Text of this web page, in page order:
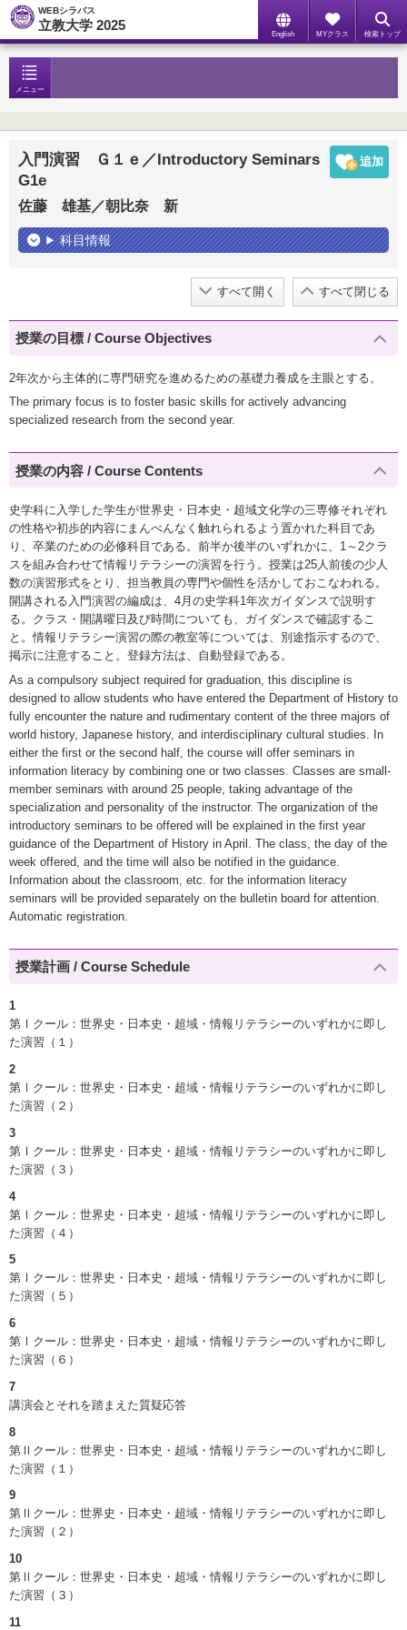
WEBシラバス
立教大学 2025
English MYクラス 検索トップ
メニュー
入門演習 Ｇ１ｅ／Introductory Seminars
G1e
佐藤 雄基／朝比奈 新
科目情報
すべて開く すべて閉じる
授業の目標 / Course Objectives
2年次から主体的に専門研究を進めるための基礎力養成を主眼とする。
The primary focus is to foster basic skills for actively advancing
specialized research from the second year.
授業の内容 / Course Contents
史学科に入学した学生が世界史・日本史・超域文化学の三専修それぞれ
の性格や初歩的内容にまんべんなく触れられるよう置かれた科目であ
り、卒業のための必修科目である。前半か後半のいずれかに、1～2クラ
スを組み合わせて情報リテラシーの演習を行う。授業は25人前後の少人
数の演習形式をとり、担当教員の専門や個性を活かしておこなわれる。
開講される入門演習の編成は、4月の史学科1年次ガイダンスで説明す
る。クラス・開講曜日及び時間についても、ガイダンスで確認するこ
と。情報リテラシー演習の際の教室等については、別途指示するので、
掲示に注意すること。登録方法は、自動登録である。
As a compulsory subject required for graduation, this discipline is
designed to allow students who have entered the Department of History to
fully encounter the nature and rudimentary content of the three majors of
world history, Japanese history, and interdisciplinary cultural studies. In
either the first or the second half, the course will offer seminars in
information literacy by combining one or two classes. Classes are small-
member seminars with around 25 people, taking advantage of the
specialization and personality of the instructor. The organization of the
introductory seminars to be offered will be explained in the first year
guidance of the Department of History in April. The class, the day of the
week offered, and the time will also be notified in the guidance.
Information about the classroom, etc. for the information literacy
seminars will be provided separately on the bulletin board for attention.
Automatic registration.
授業計画 / Course Schedule
1
第Ⅰクール：世界史・日本史・超域・情報リテラシーのいずれかに即し
た演習（１）
2
第Ⅰクール：世界史・日本史・超域・情報リテラシーのいずれかに即し
た演習（２）
3
第Ⅰクール：世界史・日本史・超域・情報リテラシーのいずれかに即し
た演習（３）
4
第Ⅰクール：世界史・日本史・超域・情報リテラシーのいずれかに即し
た演習（４）
5
第Ⅰクール：世界史・日本史・超域・情報リテラシーのいずれかに即し
た演習（５）
6
第Ⅰクール：世界史・日本史・超域・情報リテラシーのいずれかに即し
た演習（６）
7
講演会とそれを踏まえた質疑応答
8
第Ⅱクール：世界史・日本史・超域・情報リテラシーのいずれかに即し
た演習（１）
9
第Ⅱクール：世界史・日本史・超域・情報リテラシーのいずれかに即し
た演習（２）
10
第Ⅱクール：世界史・日本史・超域・情報リテラシーのいずれかに即し
た演習（３）
11